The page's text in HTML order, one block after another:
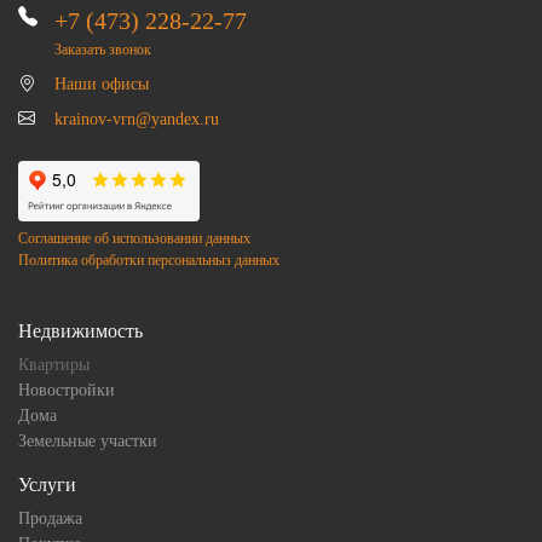
+7 (473) 228-22-77
Заказать звонок
Наши офисы
krainov-vrn@yandex.ru
Соглашение об использовании данных
Политика обработки персональныз данных
Недвижимость
Квартиры
Новостройки
Дома
Земельные участки
Услуги
Продажа